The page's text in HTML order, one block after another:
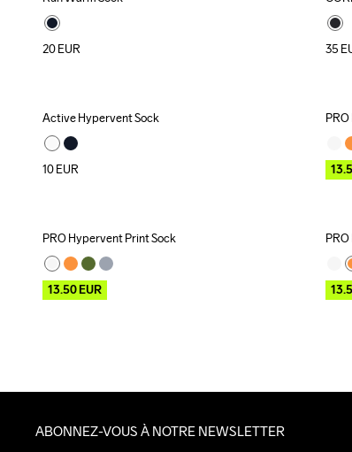
Recycled
20EUR 35
Active Hypervent Sock
10EUR
Outlet
PRO Hypervent Print Sock
13.50EUR
ABONNEZ-VOUS À NOTRE NEWSLETTER